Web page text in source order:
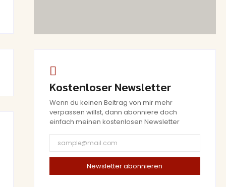
Kostenloser Newsletter
Wenn du keinen Beitrag von mir mehr
verpassen willst, dann abonniere doch
einfach meinen kostenlosen Newsletter
Newsletter abonnieren